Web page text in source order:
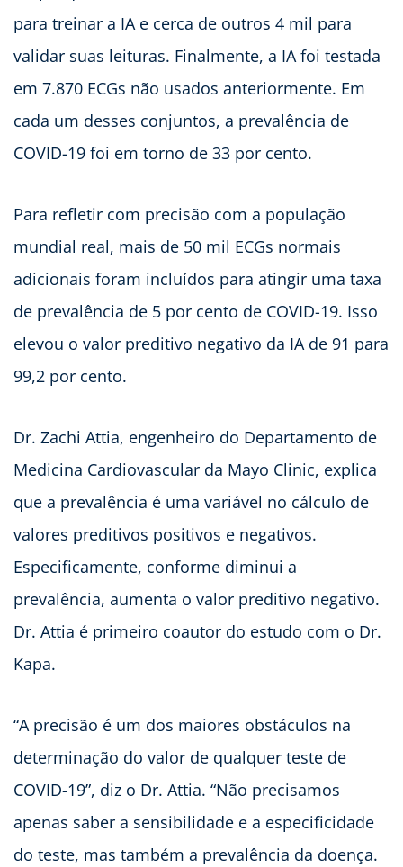
para treinar a IA e cerca de outros 4 mil para
validar suas leituras. Finalmente, a IA foi testada
em 7.870 ECGs não usados anteriormente. Em
cada um desses conjuntos, a prevalência de
COVID-19 foi em torno de 33 por cento.
Para refletir com precisão com a população
mundial real, mais de 50 mil ECGs normais
adicionais foram incluídos para atingir uma taxa
de prevalência de 5 por cento de COVID-19. Isso
elevou o valor preditivo negativo da IA de 91 para
99,2 por cento.
Dr. Zachi Attia, engenheiro do Departamento de
Medicina Cardiovascular da Mayo Clinic, explica
que a prevalência é uma variável no cálculo de
valores preditivos positivos e negativos.
Especificamente, conforme diminui a
prevalência, aumenta o valor preditivo negativo.
Dr. Attia é primeiro coautor do estudo com o Dr.
Kapa.
“A precisão é um dos maiores obstáculos na
determinação do valor de qualquer teste de
COVID-19”, diz o Dr. Attia. “Não precisamos
apenas saber a sensibilidade e a especificidade
do teste, mas também a prevalência da doença.